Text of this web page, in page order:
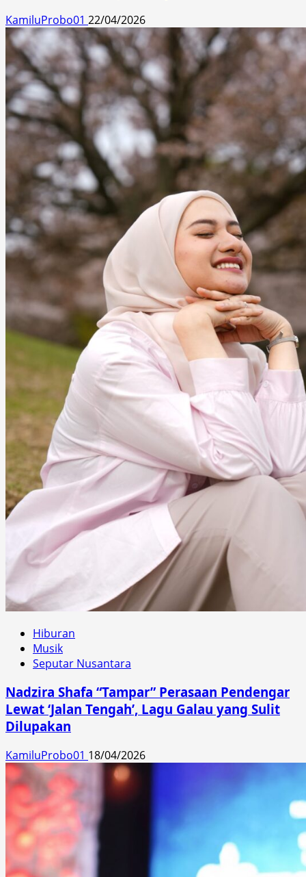
KamiluProbo01 22/04/2026
Hiburan
Musik
Seputar Nusantara
Nadzira Shafa “Tampar” Perasaan Pendengar
Lewat ‘Jalan Tengah’, Lagu Galau yang Sulit
Dilupakan
KamiluProbo01 18/04/2026